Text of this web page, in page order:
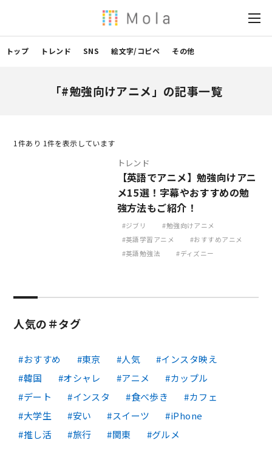
トップ トレンド SNS 絵文字/コピペ その他
「#勉強向けアニメ」の記事一覧
1 件あり 1件を表示しています
トレンド
【英語でアニメ】勉強向けアニ
メ15選！字幕やおすすめの勉
強方法もご紹介！
ジブリ
勉強向けアニメ
英語学習アニメ
おすすめアニメ
英語勉強法
ディズニー
人気の＃タグ
おすすめ 東京 人気
インスタ映え
韓国
オシャレ アニメ
カップル
デート
インスタ 食べ歩き
カフェ
大学生
安い スイーツ
iPhone
推し活
旅行 関東 グルメ